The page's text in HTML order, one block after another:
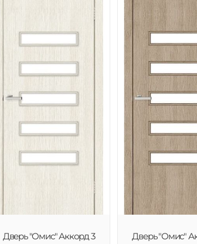
Дверь "Омис" Аккорд 3
Дверь "Омис"